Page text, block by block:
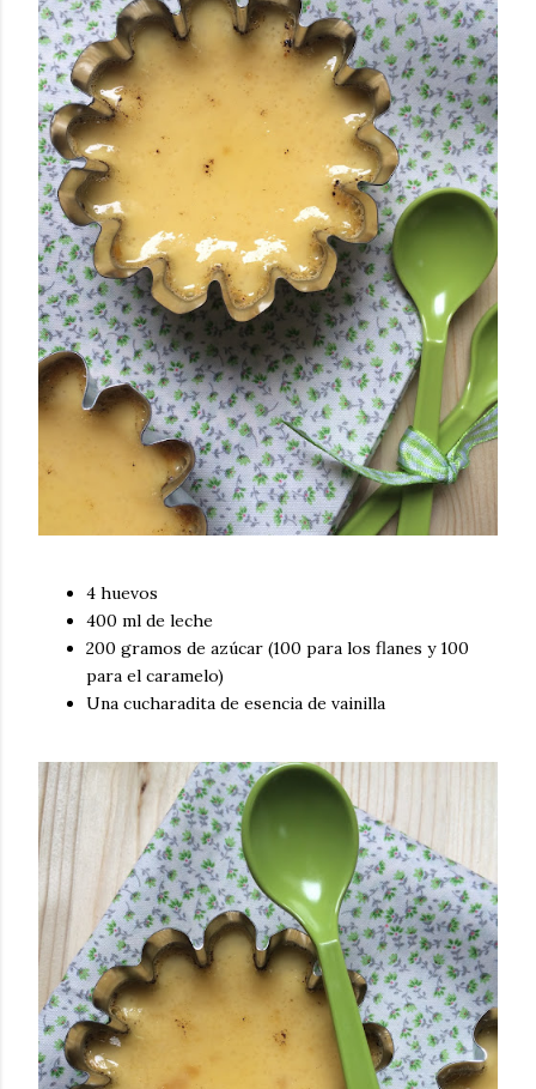
4 huevos
400 ml de leche
200 gramos de azúcar (100 para los flanes y 100
para el caramelo)
Una cucharadita de esencia de vainilla